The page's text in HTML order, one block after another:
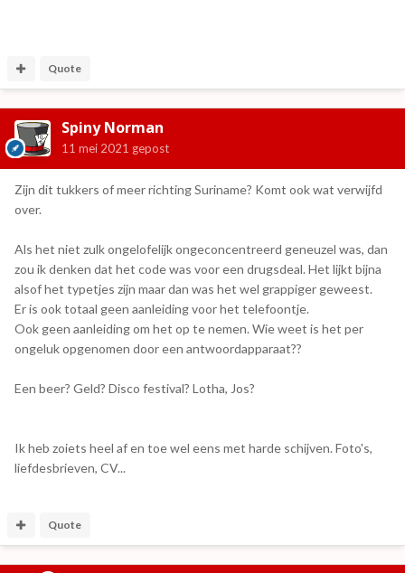
Quote
Spiny Norman
11 mei 2021 gepost
Zijn dit tukkers of meer richting Suriname? Komt ook wat verwijfd
over.
Als het niet zulk ongelofelijk ongeconcentreerd geneuzel was, dan
zou ik denken dat het code was voor een drugsdeal. Het lijkt bijna
alsof het typetjes zijn maar dan was het wel grappiger geweest.
Er is ook totaal geen aanleiding voor het telefoontje.
Ook geen aanleiding om het op te nemen. Wie weet is het per
ongeluk opgenomen door een antwoordapparaat??
Een beer? Geld? Disco festival? Lotha, Jos?
Ik heb zoiets heel af en toe wel eens met harde schijven. Foto's,
liefdesbrieven, CV...
Quote